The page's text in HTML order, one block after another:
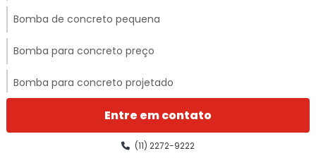
Bomba de concreto pequena
Bomba para concreto preço
Bomba para concreto projetado
Bomba para concreto projetado via úmida
Bomba para concreto usinado
Entre em contato
(11) 2272-9222